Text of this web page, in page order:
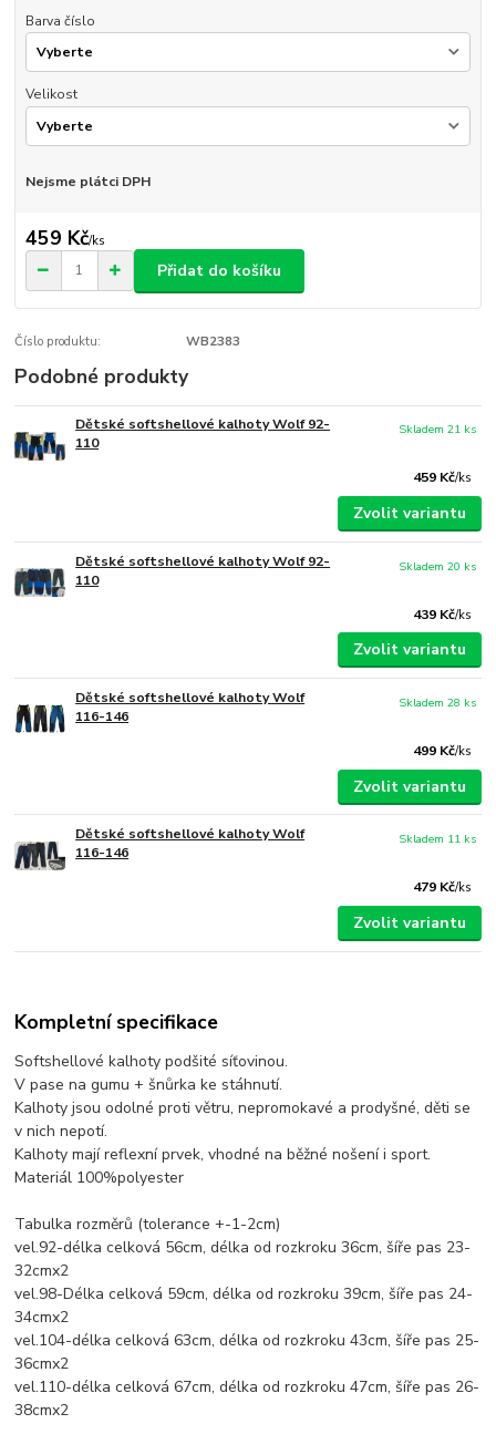
Barva číslo
Velikost
Nejsme plátci DPH
459 Kč/ks
Přidat do košíku
Číslo produktu: WB2383
Podobné produkty
Dětské softshellové kalhoty Wolf 92-
110
459 Kč/ks
Skladem 21 ks
Zvolit variantu
Dětské softshellové kalhoty Wolf 92-
110
439 Kč/ks
Skladem 20 ks
Zvolit variantu
Dětské softshellové kalhoty Wolf
116-146
499 Kč/ks
Skladem 28 ks
Zvolit variantu
Dětské softshellové kalhoty Wolf
116-146
479 Kč/ks
Skladem 11 ks
Zvolit variantu
Kompletní specifikace
Softshellové kalhoty podšité síťovinou.
V pase na gumu + šnůrka ke stáhnutí.
Kalhoty jsou odolné proti větru, nepromokavé a prodyšné, děti se
v nich nepotí.
Kalhoty mají reflexní prvek, vhodné na běžné nošení i sport.
Materiál 100%polyester
Tabulka rozměrů (tolerance +-1-2cm)
vel.92-délka celková 56cm, délka od rozkroku 36cm, šíře pas 23-
32cmx2
vel.98-Délka celková 59cm, délka od rozkroku 39cm, šíře pas 24-
34cmx2
vel.104-délka celková 63cm, délka od rozkroku 43cm, šíře pas 25-
36cmx2
vel.110-délka celková 67cm, délka od rozkroku 47cm, šíře pas 26-
38cmx2